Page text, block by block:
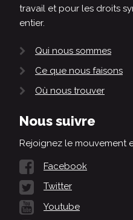
travail et pour les droits
entier.
Qui nous sommes
Ce que nous faisons
Où nous trouver
Nous suivre
Rejoignez le mouvement
Facebook
Twitter
Youtube